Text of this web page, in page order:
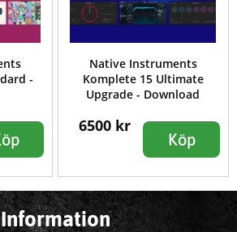
-
Native Instruments
Komplete 15 Ultimate
Upgrade - Download
6500 kr
Köp
Information